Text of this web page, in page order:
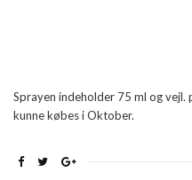
Sprayen indeholder 75 ml og vejl.
kunne købes i Oktober.